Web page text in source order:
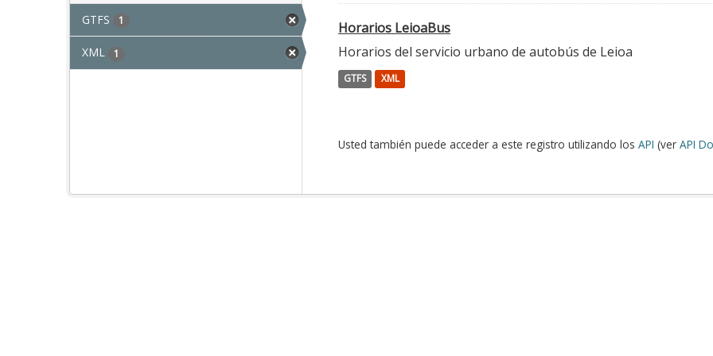
GTFS 1
XML 1
Horarios LeioaBus
Horarios del servicio urbano de autobús de Leioa
GTFS XML
Usted también puede acceder a este registro utilizando los API (ver API